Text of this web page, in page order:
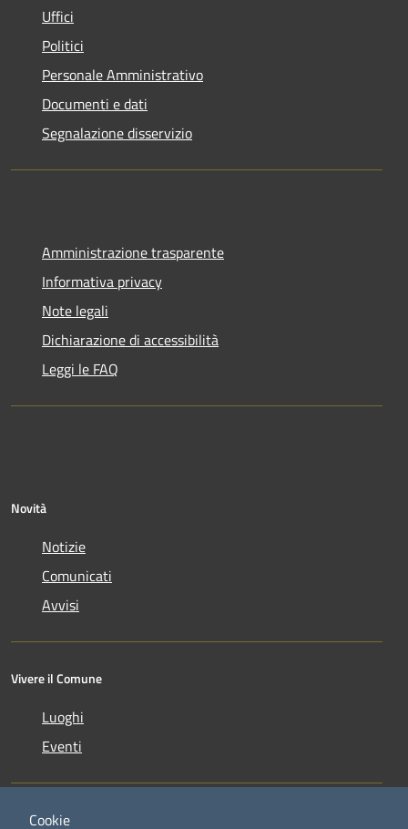
Uffici
Politici
Personale Amministrativo
Documenti e dati
Segnalazione disservizio
Amministrazione trasparente
Informativa privacy
Note legali
Dichiarazione di accessibilità
Leggi le FAQ
Novità
Notizie
Comunicati
Avvisi
Vivere il Comune
Luoghi
Eventi
Cookie